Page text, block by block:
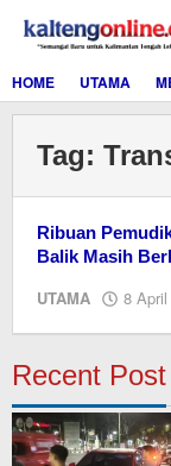
konten
HOME
UTAMA
Tag:
Ribuan
Balik Masih
UTAMA 8
Recent Post